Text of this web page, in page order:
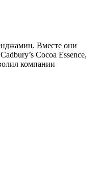
Вместе они
Cocoa Essence,
компании